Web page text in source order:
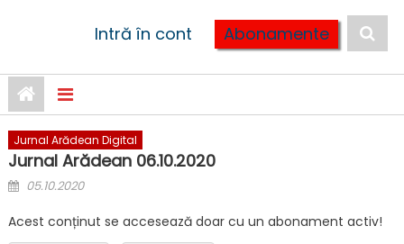
Intră în cont Abonamente
Jurnal Arădean Digital
Jurnal Arădean 06.10.2020
Posted on
05.10.2020
Acest conținut se accesează doar cu un abonament activ!